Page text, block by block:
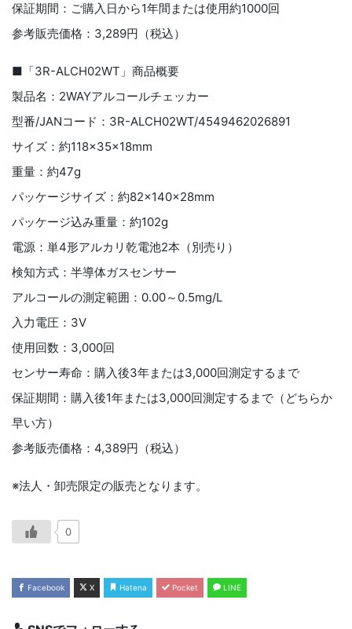
保証期間：ご購入日から1年間または使用約1000回
参考販売価格：3,289円（税込）
■「3R-ALCH02WT」商品概要
製品名：2WAYアルコールチェッカー
型番/JANコード：3R-ALCH02WT/4549462026891
サイズ：約118×35×18mm
重量：約47g
パッケージサイズ：約82×140×28mm
パッケージ込み重量：約102g
電源：単4形アルカリ乾電池2本（別売り）
検知方式：半導体ガスセンサー
アルコールの測定範囲：0.00～0.5mg/L
入力電圧：3V
使用回数：3,000回
センサー寿命：購入後3年または3,000回測定するまで
保証期間：購入後1年または3,000回測定するまで（どちらか
早い方）
参考販売価格：4,389円（税込）
※法人・卸売限定の販売となります。
0
Facebook X Hatena Pocket LINE